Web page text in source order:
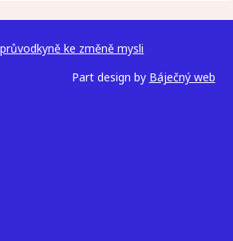
ke změně mysli
Part design by Báječný web